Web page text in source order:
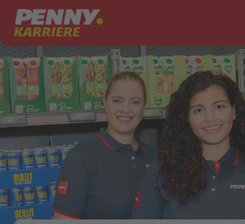
Zum Inhalt springen
Startseite
PENNY als
Ausbildung
Markt